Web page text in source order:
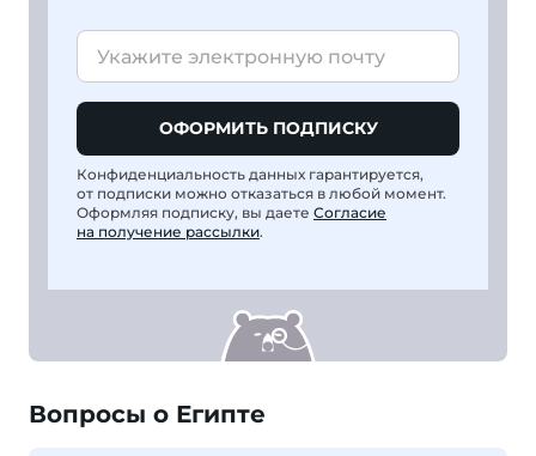
ОФОРМИТЬ ПОДПИСКУ
Конфиденциальность данных гарантируется,
от подписки можно отказаться в любой момент.
Оформляя подписку, вы даете Согласие
на получение рассылки.
Вопросы о Египте